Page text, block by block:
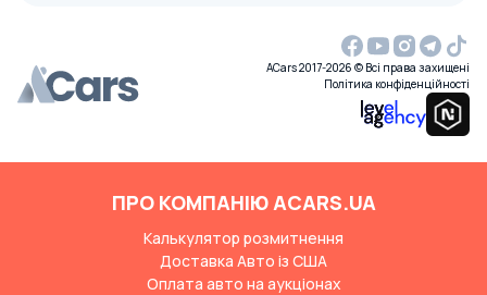
ACars 2017-2026 © Всі права захищені
Політика конфіденційності
ПРО КОМПАНІЮ ACARS.UA
Калькулятор розмитнення
Доставка Авто із США
Оплата авто на аукціонах